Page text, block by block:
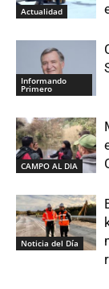
Actualidad
Informando
Primero
CAMPO AL DIA
Noticia del Día